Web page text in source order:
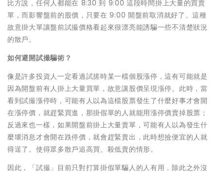
比方說，任何人都能在 8:30 到 9:00 這段時間掛上大量的買賣
單，而影響盤前的股價，只要在 9:00 開盤前取消就好了。這種
故意掛大單讓盤前試撮價格看起來很漂亮能誘騙一些不清楚狀況
的散戶。
如何避開試撮騙術？
像是許多投資人一定看過試搓時某一檔個股漲停，這有可能就是
因為開盤前有人掛上大量買單，故意讓股價呈現漲停。此時，當
看到試撮漲停時，可能有人以為這檔股票發生了什麼好事才會開
在漲停價，就趕緊買進，那掛假單的人就能用漲停價賣掉股票；
反過來也一樣，如果開盤前掛上大量賣單，可能有人以為發生什
麼壞消息才會開在跌停價，就會趕緊賣出，此時想撿便宜的人就
得逞了。使得眾多散戶追高買、殺低賣的情形。
因此，「試撮」目前只對打算掛假單騙人的人有用，除此之外沒